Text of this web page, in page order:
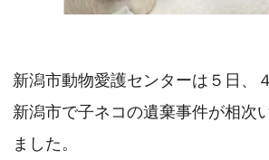
新潟市動物愛護センターは５日、
新潟市で子ネコの遺棄事件が相次
ました。